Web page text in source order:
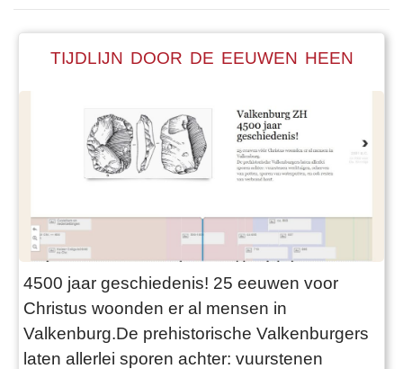
TIJDLIJN DOOR DE EEUWEN HEEN
4500 jaar geschiedenis! 25 eeuwen voor
Christus woonden er al mensen in
Valkenburg.De prehistorische Valkenburgers
laten allerlei sporen achter: vuurstenen